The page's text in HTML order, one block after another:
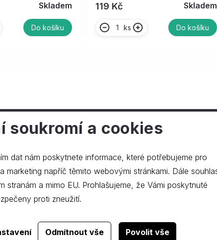
Skladem
Do košíku
119 Kč
Skladem
ks Do košíku
Realizace webudgstudio.
soukromí a cookies
dat nám poskytnete informace, které potřebujeme pro
napříč těmito webovými stránkami. Dále souhlasíte s
stranám a mimo EU. Prohlašujeme, že Vámi poskytnuté
proti zneužití.
Odmítnout vše Povolit vše